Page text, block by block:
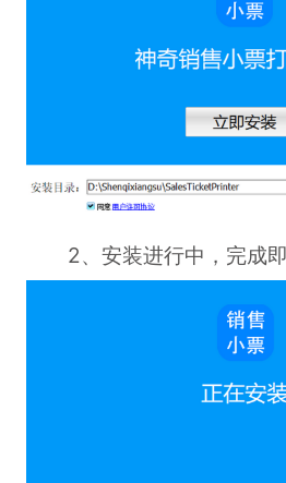
2、安装进行中，完成即